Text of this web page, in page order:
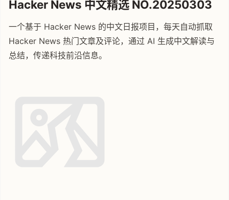
Hacker News 中文精选 NO.20250303
一个基于 Hacker News 的中文日报项目，每天自动抓取
Hacker News 热门文章及评论，通过 AI 生成中文解读与
总结，传递科技前沿信息。